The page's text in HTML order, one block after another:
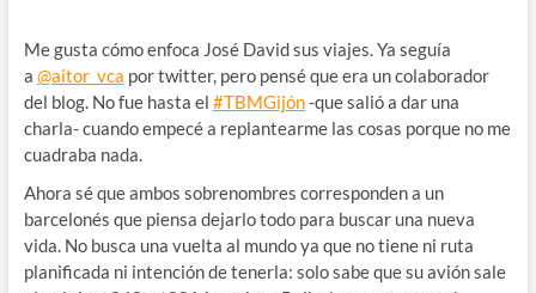
Me gusta cómo enfoca José David sus viajes. Ya seguía
a @aitor_vca por twitter, pero pensé que era un colaborador
del blog. No fue hasta el #TBMGijón-que salió a dar una
charla- cuando empecé a replantearme las cosas porque no me
cuadraba nada.
Ahora sé que ambos sobrenombres corresponden a un
barcelonés que piensa dejarlo todo para buscar una nueva
vida. No busca una vuelta al mundo ya que no tiene ni ruta
planificada ni intención de tenerla: solo sabe que su avión sale